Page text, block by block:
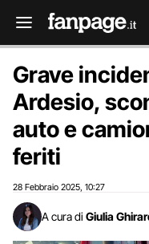
Grave
Ardesio,
auto e
feriti
28 Febbraio 2025 10:27
A cura di Giulia